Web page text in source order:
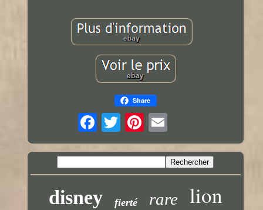
Share
disney fierté rare lion